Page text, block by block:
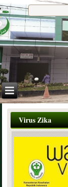
Virus Zika